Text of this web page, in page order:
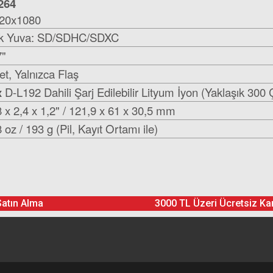
SDSDXXD-128G-GN4IN
Yuva: SD/SDHC/SDXC
Yalnızca Flaş
D-L192 Dahili Şarj Edilebilir Lityum İyon (Yaklaşık 300
x 2,4 x 1,2" / 121,9 x 61 x 30,5 mm
oz / 193 g (Pil, Kayıt Ortamı ile)
Alma 3000 TL Üzeri Ücretsiz